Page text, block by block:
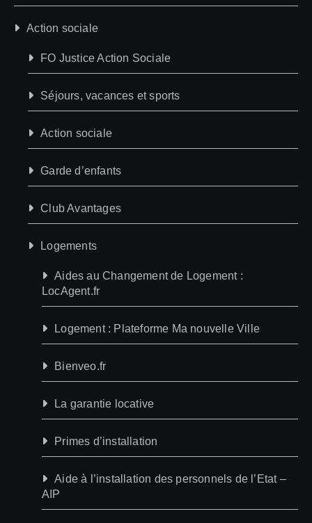
Action sociale
FO Justice Action Sociale
Séjours, vacances et sports
Action sociale
Garde d’enfants
Club Avantages
Logements
Aides au Changement de Logement :
LocAgent.fr
Logement : Plateforme Ma nouvelle Ville
Bienveo.fr
La garantie locative
Primes d’installation
Aide à l’installation des personnels de l’Etat –
AIP